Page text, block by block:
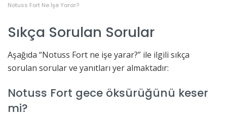
Notuss Fort Ne İşe Yarar?
Sıkça Sorulan Sorular
Aşağıda “Notuss Fort ne işe yarar?” ile ilgili sıkça
sorulan sorular ve yanıtları yer almaktadır:
Notuss Fort gece öksürüğünü keser
mi?